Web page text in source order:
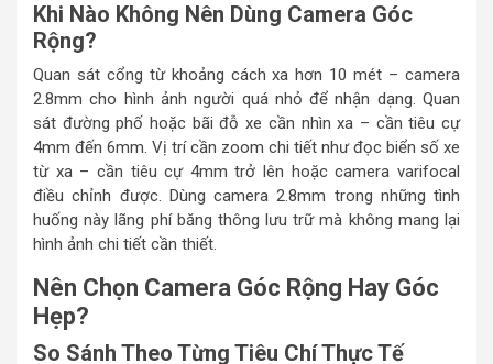
Khi Nào Không Nên Dùng Camera Góc
Rộng?
Quan sát cổng từ khoảng cách xa hơn 10 mét – camera
2.8mm cho hình ảnh người quá nhỏ để nhận dạng. Quan
sát đường phố hoặc bãi đỗ xe cần nhìn xa – cần tiêu cự
4mm đến 6mm. Vị trí cần zoom chi tiết như đọc biển số xe
từ xa – cần tiêu cự 4mm trở lên hoặc camera varifocal
điều chỉnh được. Dùng camera 2.8mm trong những tình
huống này lãng phí băng thông lưu trữ mà không mang lại
hình ảnh chi tiết cần thiết.
Nên Chọn Camera Góc Rộng Hay Góc
Hẹp?
So Sánh Theo Từng Tiêu Chí Thực Tế